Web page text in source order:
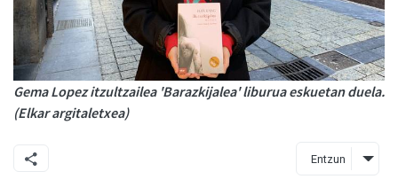
Gema Lopez itzultzailea 'Barazkijalea' liburua eskuetan duela.
(Elkar argitaletxea)
Entzun